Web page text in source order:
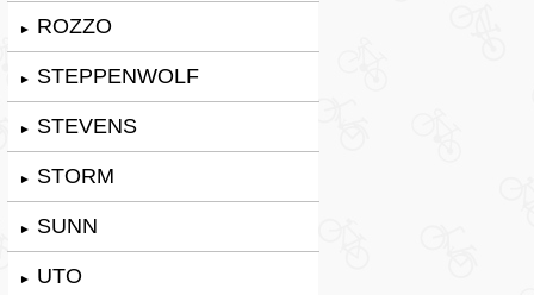
► ROZZO
► STEPPENWOLF
► STEVENS
► STORM
► SUNN
► UTO